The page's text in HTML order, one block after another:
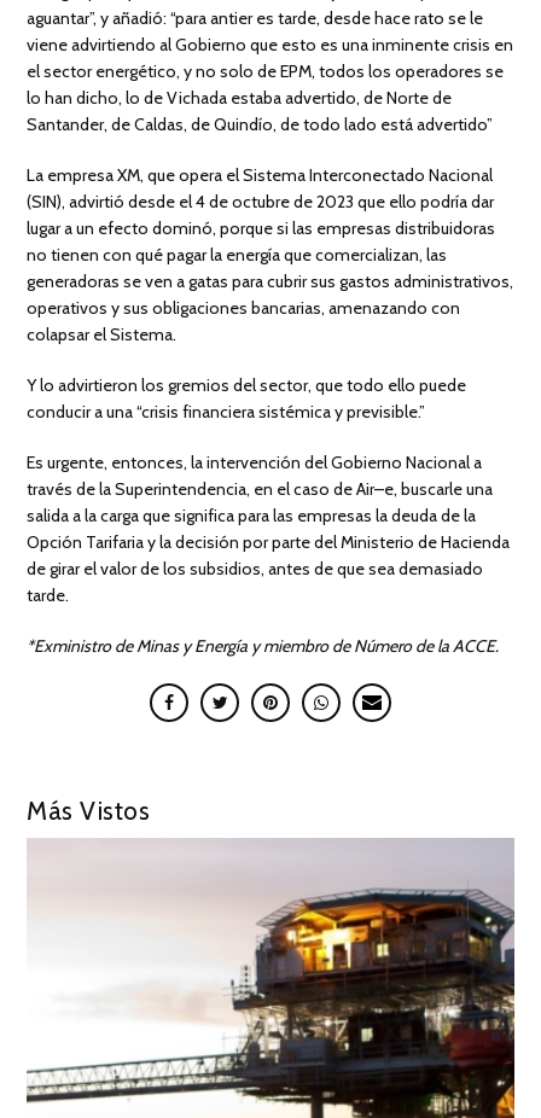
aguantar”, y añadió: “para antier es tarde, desde hace rato se le
viene advirtiendo al Gobierno que esto es una inminente crisis en
el sector energético, y no solo de EPM, todos los operadores se
lo han dicho, lo de Vichada estaba advertido, de Norte de
Santander, de Caldas, de Quindío, de todo lado está advertido”
La empresa XM, que opera el Sistema Interconectado Nacional
(SIN), advirtió desde el 4 de octubre de 2023 que ello podría dar
lugar a un efecto dominó, porque si las empresas distribuidoras
no tienen con qué pagar la energía que comercializan, las
generadoras se ven a gatas para cubrir sus gastos administrativos,
operativos y sus obligaciones bancarias, amenazando con
colapsar el Sistema.
Y lo advirtieron los gremios del sector, que todo ello puede
conducir a una “crisis financiera sistémica y previsible.”
Es urgente, entonces, la intervención del Gobierno Nacional a
través de la Superintendencia, en el caso de Air–e, buscarle una
salida a la carga que significa para las empresas la deuda de la
Opción Tarifaria y la decisión por parte del Ministerio de Hacienda
de girar el valor de los subsidios, antes de que sea demasiado
tarde.
*Exministro de Minas y Energía y miembro de Número de la ACCE.
Más Vistos